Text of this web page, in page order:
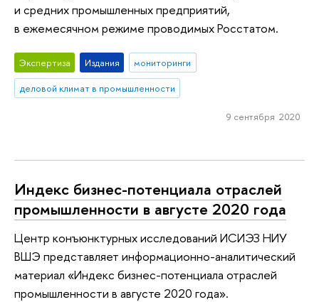
и средних промышленных предприятий,
в ежемесячном режиме проводимых Росстатом.
Экспертиза Издания
мониторинги
деловой климат в промышленности
9 сентября 2020
Индекс бизнес-потенциала отраслей
промышленности в августе 2020 года
Центр конъюнктурных исследований ИСИЭЗ НИУ
ВШЭ представляет информационно-аналитический
материал «Индекс бизнес-потенциала отраслей
промышленности в августе 2020 года».